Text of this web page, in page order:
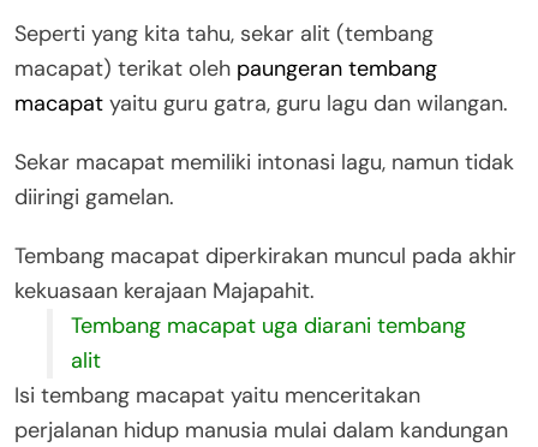
Seperti yang kita tahu, sekar alit (tembang
macapat) terikat oleh paungeran tembang
macapat yaitu guru gatra, guru lagu dan wilangan.
Sekar macapat memiliki intonasi lagu, namun tidak
diiringi gamelan.
Tembang macapat diperkirakan muncul pada akhir
kekuasaan kerajaan Majapahit.
Tembang macapat uga diarani tembang
alit
Isi tembang macapat yaitu menceritakan
perjalanan hidup manusia mulai dalam kandungan